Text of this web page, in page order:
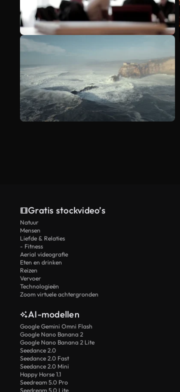
Gratis stockvideo’s
Natuur
Mensen
Liefde & Relaties
- Fitness
Aerial videografie
Eten en drinken
Reizen
Vervoer
Technologieën
Zoom virtuele achtergronden
AI-modellen
Google Gemini Omni Flash
Google Nano Banana 2
Google Nano Banana 2 Lite
Seedance 2.0
Seedance 2.0 Fast
Seedance 2.0 Mini
Happy Horse 1.1
Seedream 5.0 Pro
Seedream 5.0 Lite